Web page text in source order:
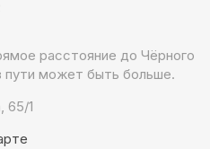
расстояние до Чёрного
пути может быть больше.
65/1